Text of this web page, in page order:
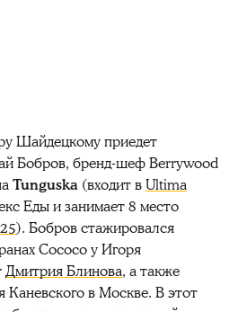
Шайдецкому приедет
Бобров, бренд-шеф Berrywood
Tunguska (входит вUltima
Еды и занимает 8 место
). Бобров стажировался
Cococo у Игоря
Дмитрия Блинова, а также
Каневского в Москве. В этот